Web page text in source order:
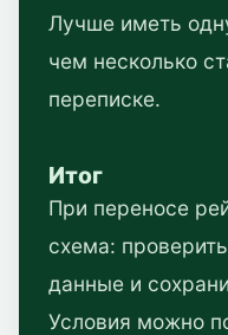
Лучше иметь
чем несколько
переписке.
Итог
При переносе
схема:
данные и
Условия можно